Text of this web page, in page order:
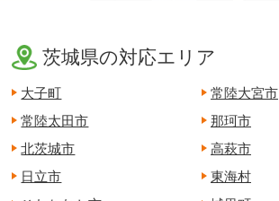
茨城県の対応エリア
大子町
常陸大宮市
常陸太田市
那珂市
北茨城市
高萩市
日立市
東海村